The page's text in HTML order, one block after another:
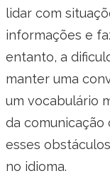
lidar com
informações e
entanto, a
manter uma
um vocabulário
da comunicação
esses
no idioma.